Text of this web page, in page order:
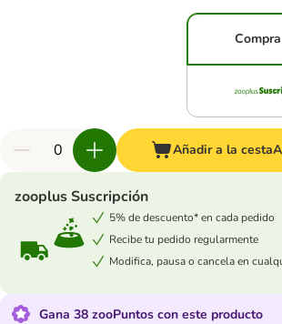
Añadir a la cesta
zooplus Suscripción
5% de descuento* en cada pedido
Recibe tu pedido regularmente
Modifica, pausa o cancela en
Gana 38 zooPuntos con este producto